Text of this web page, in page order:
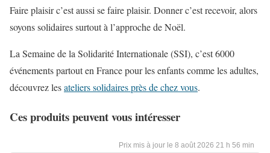
Faire plaisir c’est aussi se faire plaisir. Donner c’est recevoir, alors
soyons solidaires surtout à l’approche de Noël.
La Semaine de la Solidarité Internationale (SSI), c’est 6000
événements partout en France pour les enfants comme les adultes,
découvrez lesateliers solidaires près de chez vous.
Ces produits peuvent vous intéresser
8 août 2026 21 h 56 min